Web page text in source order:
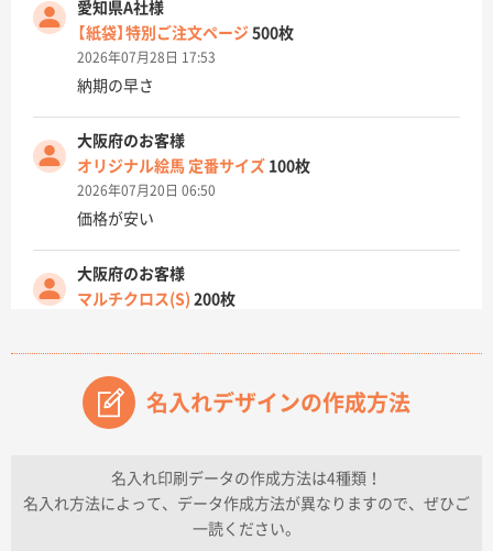
愛知県A社様
【紙袋】特別ご注文ページ 500枚
2026年07月28日 17:53
納期の早さ
大阪府のお客様
オリジナル絵馬 定番サイズ 100枚
2026年07月20日 06:50
価格が安い
大阪府のお客様
マルチクロス(S) 200枚
原稿データ流用が可能で価格が妥当なこと
兵庫県のお客様
チケットホルダー ダブルポケット
上記のとおりです。
名入れデザインの作成方法
名入れ印刷データの作成方法は4種類！
名入れ方法によって、データ作成方法が異なりますので、ぜひご
一読ください。